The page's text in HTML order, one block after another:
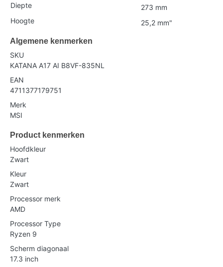
Diepte
273 mm
Hoogte
25,2 mm"
Algemene kenmerken
SKU
KATANA A17 AI B8VF-835NL
EAN
4711377179751
Merk
MSI
Product kenmerken
Hoofdkleur
Zwart
Kleur
Zwart
Processor merk
AMD
Processor Type
Ryzen 9
Scherm diagonaal
17.3 inch